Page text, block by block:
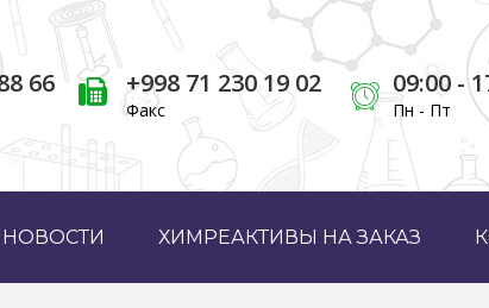
66 +998 71 230 19 02
Факс
09:00 -
Пн - Пт
НОВОСТИ ХИМРЕАКТИВЫ НА ЗАКАЗ